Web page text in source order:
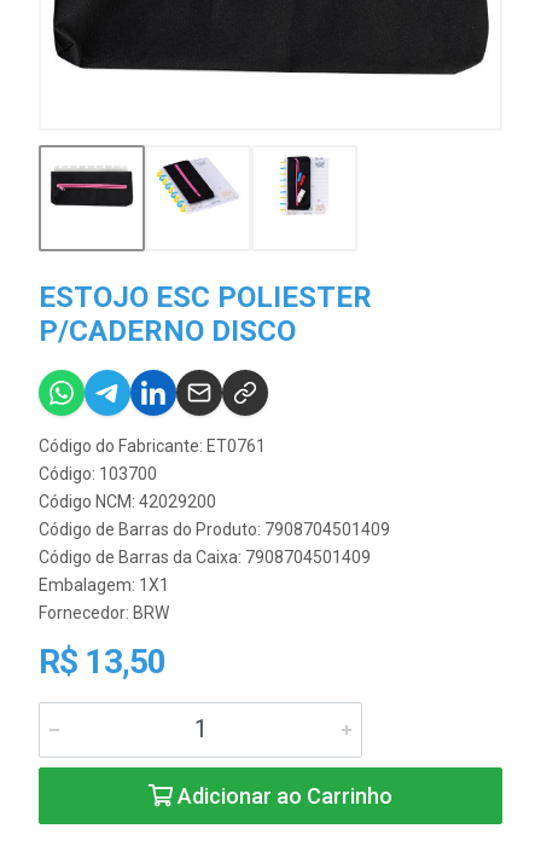
ESTOJO ESC POLIESTER
P/CADERNO DISCO
Código do Fabricante: ET0761
Código: 103700
Código NCM: 42029200
Código de Barras do Produto: 7908704501409
Código de Barras da Caixa: 7908704501409
Embalagem: 1X1
Fornecedor: BRW
R$ 13,50
Adicionar ao Carrinho